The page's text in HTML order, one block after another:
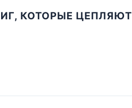
КОТОРЫЕ ЦЕПЛЯЮТ